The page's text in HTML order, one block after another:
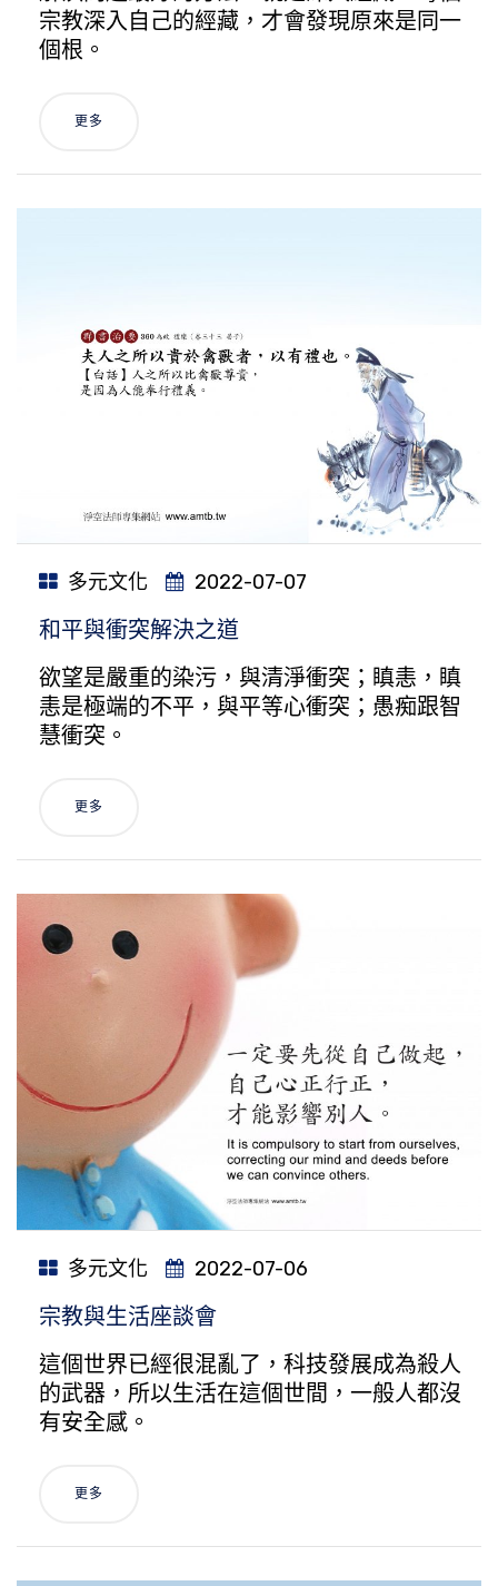
宗教深入自己的經藏，才會發現原來是同一
個根。
更多
多元文化 2022-07-07
和平與衝突解決之道
欲望是嚴重的染污，與清淨衝突；瞋恚，瞋
恚是極端的不平，與平等心衝突；愚痴跟智
慧衝突。
更多
多元文化 2022-07-06
宗教與生活座談會
這個世界已經很混亂了，科技發展成為殺人
的武器，所以生活在這個世間，一般人都沒
有安全感。
更多